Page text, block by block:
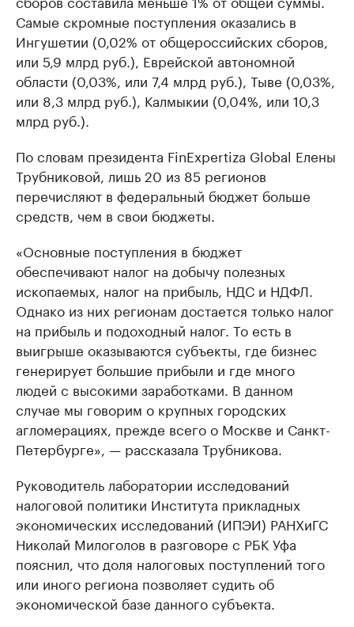
Самые скромные поступления оказались в
Ингушетии (0,02% от общероссийских сборов,
или 5,9 млрд руб.), Еврейской автономной
области (0,03%, или 7,4 млрд руб.), Тыве (0,03%,
или 8,3 млрд руб.), Калмыкии (0,04%, или 10,3
млрд руб.).
По словам президента FinExpertiza Global Елены
Трубниковой, лишь 20 из 85 регионов
перечисляют в федеральный бюджет больше
средств, чем в свои бюджеты.
«Основные поступления в бюджет
обеспечивают налог на добычу полезных
ископаемых, налог на прибыль, НДС и НДФЛ.
Однако из них регионам достается только налог
на прибыль и подоходный налог. То есть в
выигрыше оказываются субъекты, где бизнес
генерирует большие прибыли и где много
людей с высокими заработками. В данном
случае мы говорим о крупных городских
агломерациях, прежде всего о Москве и Санкт-
Петербурге», — рассказала Трубникова.
Руководитель лаборатории исследований
налоговой политики Института прикладных
экономических исследований (ИПЭИ) РАНХиГС
Николай Милоголов в разговоре с РБК Уфа
пояснил, что доля налоговых поступлений того
или иного региона позволяет судить об
экономической базе данного субъекта.